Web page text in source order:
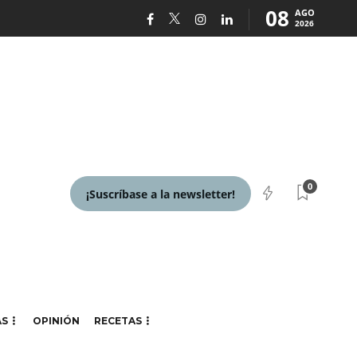
08 AGO
2026
¡Suscríbase a la newsletter!
0
OPINIÓN RECETAS